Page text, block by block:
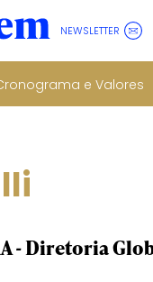
NEWSLETTER
e Valores
- Diretoria